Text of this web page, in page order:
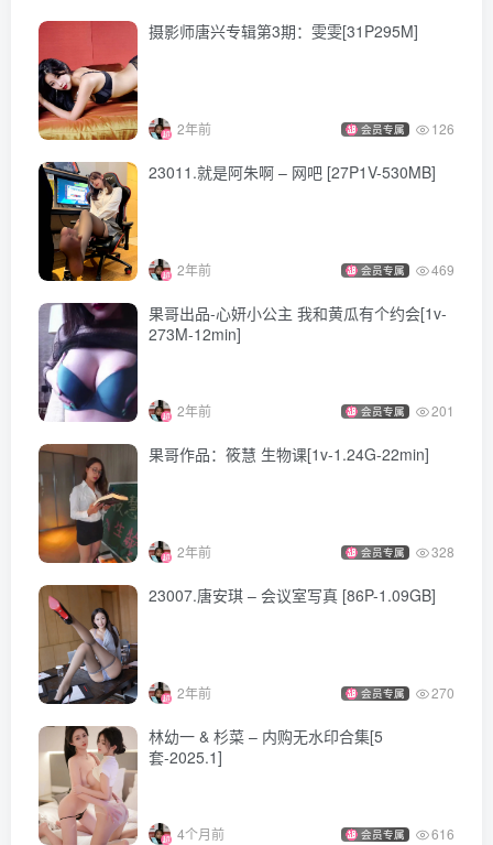
摄影师唐兴专辑第3期：雯雯[31P295M]
2年前 会员专属 126
23011.就是阿朱啊 – 网吧 [27P1V-530MB]
2年前 会员专属 469
果哥出品-心妍小公主 我和黄瓜有个约会[1v-
273M-12min]
2年前 会员专属 201
果哥作品：筱慧 生物课[1v-1.24G-22min]
2年前 会员专属 328
23007.唐安琪 – 会议室写真 [86P-1.09GB]
2年前 会员专属 270
林幼一 & 杉菜 – 内购无水印合集[5
套-2025.1]
4个月前 会员专属 616